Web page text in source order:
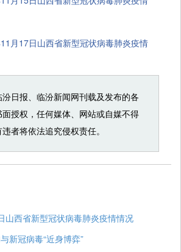
月17日山西省新型冠状病毒肺炎疫情
日报、临汾新闻网刊载及发布的各
授权，任何媒体、网站或自媒不得
者将依法追究侵权责任。
山西省新型冠状病毒肺炎疫情情况
新冠病毒“近身博弈”